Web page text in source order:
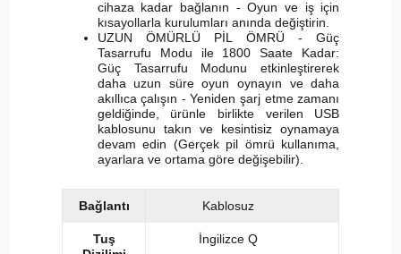
cihaza kadar bağlanın - Oyun ve iş için
kısayollarla kurulumları anında değiştirin.
UZUN ÖMÜRLÜ PİL ÖMRÜ - Güç
Tasarrufu Modu ile 1800 Saate Kadar:
Güç Tasarrufu Modunu etkinleştirerek
daha uzun süre oyun oynayın ve daha
akıllıca çalışın - Yeniden şarj etme zamanı
geldiğinde, ürünle birlikte verilen USB
kablosunu takın ve kesintisiz oynamaya
devam edin (Gerçek pil ömrü kullanıma,
ayarlara ve ortama göre değişebilir).
Bağlantı Kablosuz
Tuş
İngilizce Q